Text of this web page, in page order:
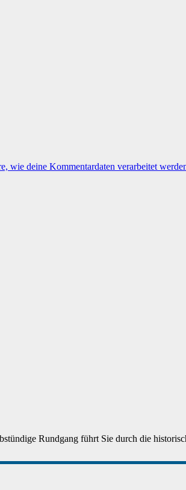
wie deine Kommentardaten verarbeitet
Rundgang führt Sie durch die